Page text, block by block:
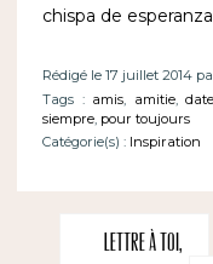
chispa de
Rédigé le 17 juillet 2014
Tags : amis, amitie,
siempre, pour toujours
Catégorie(s) : Inspiration
Lettre à toi,